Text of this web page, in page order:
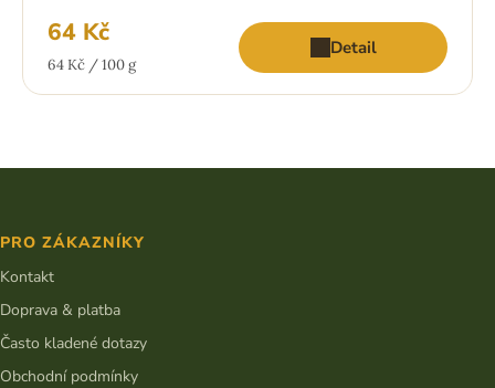
64 Kč
Měrná
64 Kč / 100 g
Detail
a
t
í
PRO ZÁKAZNÍKY
Kontakt
Doprava & platba
Často kladené dotazy
Obchodní podmínky